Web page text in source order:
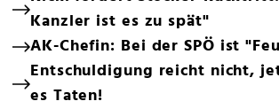
Kanzler ist es zu spät"
AK-Chefin: Bei der SPÖ ist
Entschuldigung reicht nicht,
es Taten!